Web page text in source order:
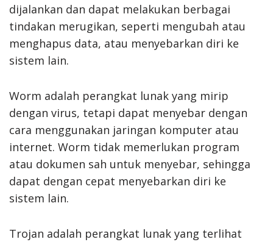
dijalankan dan dapat melakukan berbagai
tindakan merugikan, seperti mengubah atau
menghapus data, atau menyebarkan diri ke
sistem lain.
Worm adalah perangkat lunak yang mirip
dengan virus, tetapi dapat menyebar dengan
cara menggunakan jaringan komputer atau
internet. Worm tidak memerlukan program
atau dokumen sah untuk menyebar, sehingga
dapat dengan cepat menyebarkan diri ke
sistem lain.
Trojan adalah perangkat lunak yang terlihat